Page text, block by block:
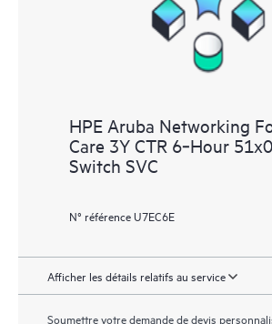
HPE Aruba Networking
Care 3Y CTR 6‑Hour
Switch SVC
N° référence U7EC6E
Afficher les détails relatifs au service
Soumettre votre demande de devis